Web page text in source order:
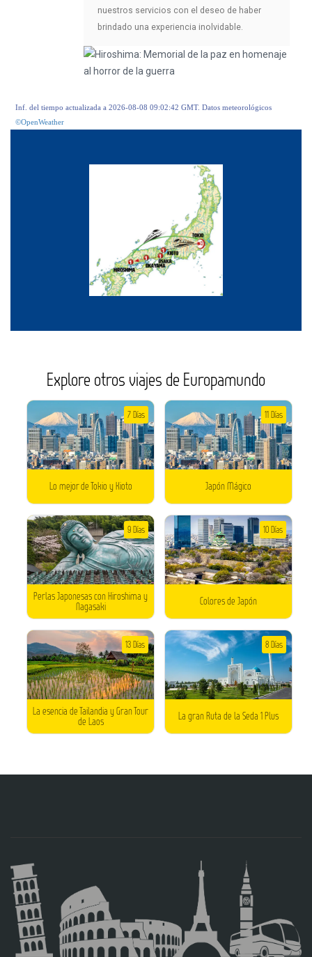
nuestros servicios con el deseo de haber
brindado una experiencia inolvidable.
Inf. del tiempo actualizada a 2026-08-08 09:02:42 GMT. Datos meteorológicos
©OpenWeather
Explore otros viajes de Europamundo
Lo mejor de Tokio y Kioto
7 Días
Japón Mágico
11 Días
Perlas Japonesas con Hiroshima y
Nagasaki
9 Días
Colores de Japón
10 Días
La esencia de Tailandia y Gran Tour
de Laos
13 Días
La gran Ruta de la Seda 1 Plus
8 Días